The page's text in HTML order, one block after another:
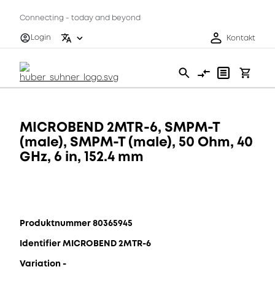
Connecting - today and beyond
Login
Kontakt
MICROBEND 2MTR-6, SMPM-T
(male), SMPM-T (male), 50 Ohm, 40
GHz, 6 in, 152.4 mm
Produktnummer 80365945
Identifier MICROBEND 2MTR-6
Variation -